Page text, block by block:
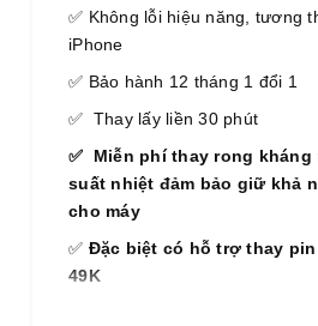
✅ Không lỗi hiệu năng, tương
iPhone
✅ Bảo hành 12 tháng 1 đổi 1
✅ Thay lấy liền 30 phút
✅ Miễn phí thay rong
suất nhiệt đảm bảo giữ khả
cho máy
✅ Đặc biệt có hỗ trợ thay
49K